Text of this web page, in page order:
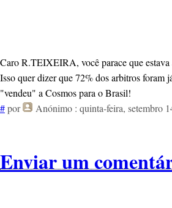
Caro R.TEIXEIRA, você parace que
Isso quer dizer que 72% dos arbitros foram
"vendeu" a Cosmos para o Brasil!
#por Anónimo : quinta-feira, setembro
Enviar um